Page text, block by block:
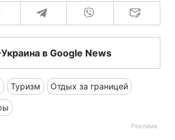
в Google News
Туризм Отдых за границей